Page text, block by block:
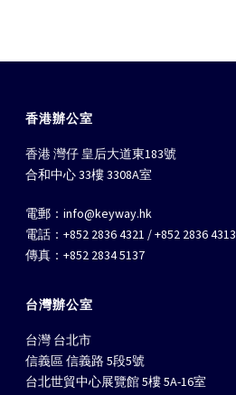
香港辦公室
香港 灣仔 皇后大道東183號
合和中心 33樓 3308A室
電郵：info@keyway.hk
電話：+852 2836 4321 / +852 2836 4313
傳真：+852 2834 5137
台灣辦公室
台灣 台北市
信義區 信義路 5段5號
台北世貿中心展覽館 5樓 5A-16室